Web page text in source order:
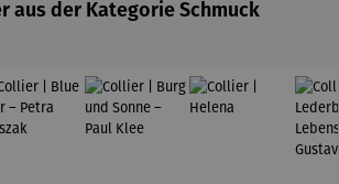
aus der Kategorie Schmuck